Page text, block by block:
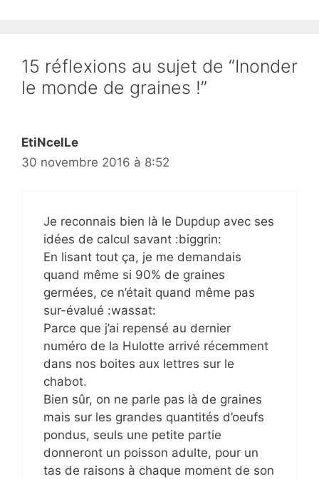
15 réflexions au sujet de “Inonder
le monde de graines !”
EtiNcelLe
30 novembre 2016 à 8:52
Je reconnais bien là le Dupdup avec ses
idées de calcul savant :biggrin:
En lisant tout ça, je me demandais
quand même si 90% de graines
germées, ce n’était quand même pas
sur-évalué :wassat:
Parce que j’ai repensé au dernier
numéro de la Hulotte arrivé récemment
dans nos boites aux lettres sur le
chabot.
Bien sûr, on ne parle pas là de graines
mais sur les grandes quantités d’oeufs
pondus, seuls une petite partie
donneront un poisson adulte, pour un
tas de raisons à chaque moment de son